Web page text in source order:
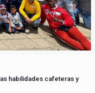
habilidades cafeteras y